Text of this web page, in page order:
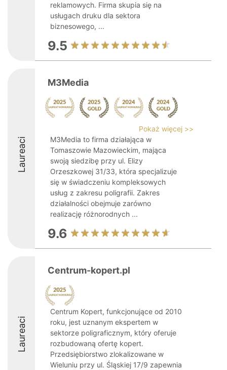
reklamowych. Firma skupia się na
usługach druku dla sektora
biznesowego, ...
9.5
Laureaci
M3Media
Pokaż więcej >>
M3Media to firma działająca w
Tomaszowie Mazowieckim, mająca
swoją siedzibę przy ul. Elizy
Orzeszkowej 31/33, która specjalizuje
się w świadczeniu kompleksowych
usług z zakresu poligrafii. Zakres
działalności obejmuje zarówno
realizację różnorodnych ...
9.6
Laureaci
Centrum-kopert.pl
Centrum Kopert, funkcjonujące od 2010
roku, jest uznanym ekspertem w
sektorze poligraficznym, który oferuje
rozbudowaną ofertę kopert.
Przedsiębiorstwo zlokalizowane w
Wieluniu przy ul. Śląskiej 17/9 zapewnia